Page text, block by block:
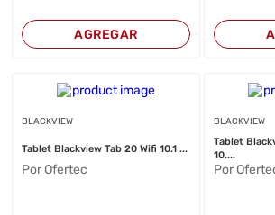
AGREGAR
BLACKVIEW
Tablet Blackview Tab 20 Wifi 10.1 ...
Por Ofertec
BLACKVIEW
Tablet
10....
Por